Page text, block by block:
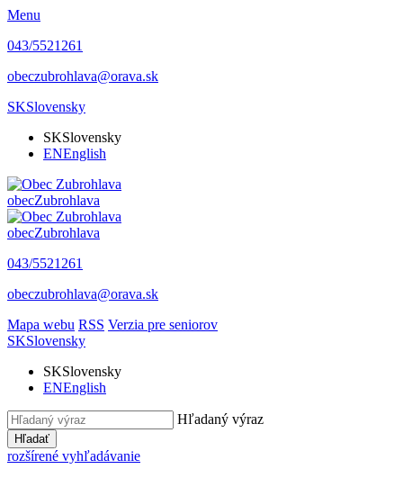
Menu
043/5521261
obeczubrohlava@orava.sk
SKSlovensky
SKSlovensky
ENEnglish
obecZubrohlava
obecZubrohlava
043/5521261
obeczubrohlava@orava.sk
Mapa webu RSS Verzia pre seniorov
SKSlovensky
SKSlovensky
ENEnglish
Hľadaný výraz
Hľadať
rozšírené vyhľadávanie